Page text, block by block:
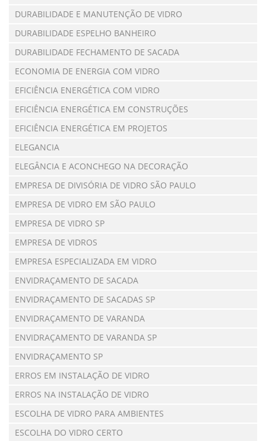
DURABILIDADE E MANUTENÇÃO DE VIDRO
DURABILIDADE ESPELHO BANHEIRO
DURABILIDADE FECHAMENTO DE SACADA
ECONOMIA DE ENERGIA COM VIDRO
EFICIÊNCIA ENERGÉTICA COM VIDRO
EFICIÊNCIA ENERGÉTICA EM CONSTRUÇÕES
EFICIÊNCIA ENERGÉTICA EM PROJETOS
ELEGANCIA
ELEGÂNCIA E ACONCHEGO NA DECORAÇÃO
EMPRESA DE DIVISÓRIA DE VIDRO SÃO PAULO
EMPRESA DE VIDRO EM SÃO PAULO
EMPRESA DE VIDRO SP
EMPRESA DE VIDROS
EMPRESA ESPECIALIZADA EM VIDRO
ENVIDRAÇAMENTO DE SACADA
ENVIDRAÇAMENTO DE SACADAS SP
ENVIDRAÇAMENTO DE VARANDA
ENVIDRAÇAMENTO DE VARANDA SP
ENVIDRAÇAMENTO SP
ERROS EM INSTALAÇÃO DE VIDRO
ERROS NA INSTALAÇÃO DE VIDRO
ESCOLHA DE VIDRO PARA AMBIENTES
ESCOLHA DO VIDRO CERTO